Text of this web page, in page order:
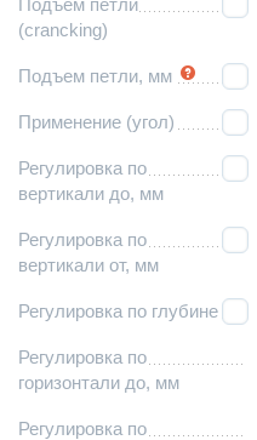
(crancking)
Подъем петли, мм
Применение (угол)
Регулировка по
вертикали до, мм
Регулировка по
вертикали от, мм
Регулировка по глубине
Регулировка по
горизонтали до, мм
Регулировка по